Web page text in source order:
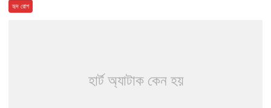
হৃদ রোগ
হার্ট অ্যাটাক কেন হয়